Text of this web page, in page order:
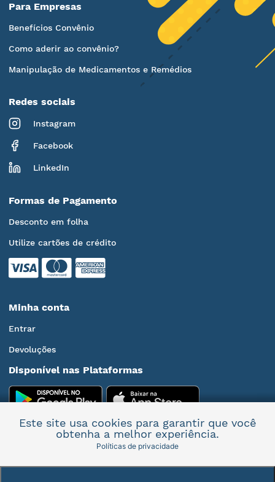
Para Empresas
Benefícios Convênio
Como aderir ao convênio?
Manipulação de Medicamentos e Remédios
Redes sociais
Instagram
Facebook
LinkedIn
Formas de Pagamento
Desconto em folha
Utilize cartões de crédito
Minha conta
Entrar
Devoluções
Disponível nas Plataformas
Mais informações
Este site usa cookies para garantir que você
obtenha a melhor experiência.
Políticas de privacidade